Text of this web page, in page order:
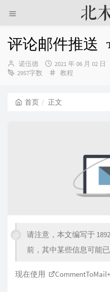
评论邮件推送
博
主：
诺伍德
发
布
2021 年 06 月 02 日
2957字数
分
教程
首页 正文
请注意，本文编写于
前，其中某些信息可能已
现在使用 CommentToMail